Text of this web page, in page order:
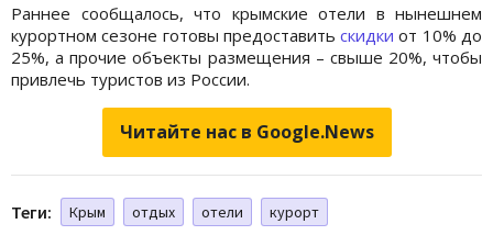
Раннее сообщалось, что крымские отели в нынешнем
курортном сезоне готовы предоставитьскидки от 10% до
25%, а прочие объекты размещения – свыше 20%, чтобы
привлечь туристов из России.
Читайте нас в Google.News
Теги: Крым отдых отели курорт